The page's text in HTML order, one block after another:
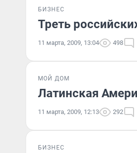
БИЗНЕС
Треть
11 марта, 2009, 13:04 498
МОЙ ДОМ
Латинская
11 марта, 2009, 12:13 292
БИЗНЕС